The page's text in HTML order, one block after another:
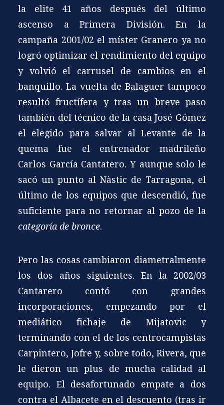
la elite 41 años después del último
ascenso a Primera División. En la
campaña 2001/02 el míster Granero ya no
logró optimizar el rendimiento del equipo
y volvió el carrusel de cambios en el
banquillo. La vuelta de Balaguer tampoco
resultó fructífera y tras un breve paso
también del técnico de la casa José Gómez
el elegido para salvar al Levante de la
quema fue el entrenador madrileño
Carlos García Cantatero. Y aunque solo le
sacó un punto al Nàstic de Tarragona, el
último de los equipos que descendió, fue
suficiente para no retornar al pozo de la
categoría de bronce.
Pero las cosas cambiaron diametralmente
los dos años siguientes. En la 2002/03
Cantarero contó con grandes
incorporaciones, empezando por el
mediático fichaje de Mijatovic y
terminando con el de los centrocampistas
Carpintero, Jofre y, sobre todo, Rivera, que
le dieron un plus de mucha calidad al
equipo. El desafortunado empate a dos
contra el Albacete en el descuento (tras ir